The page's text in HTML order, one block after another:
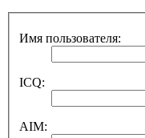
Имя пользователя:
ICQ:
AIM: